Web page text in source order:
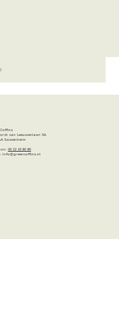
een eigen
van Leeuwenlaan 5A
Sassenheim
06 22 43 80 80
info@greencoffins.nl